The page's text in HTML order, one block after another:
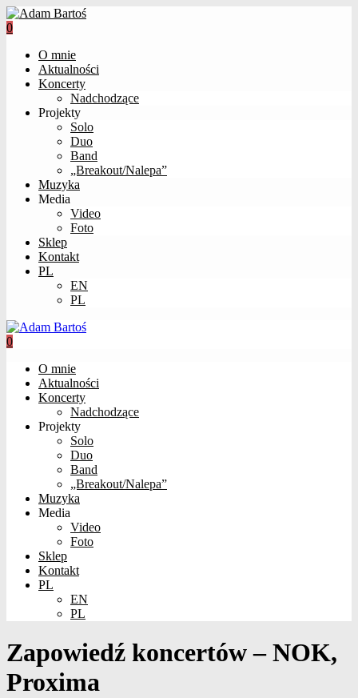
0
O mnie
Aktualności
Koncerty
Nadchodzące
Projekty
Solo
Duo
Band
„Breakout/Nalepa”
Muzyka
Media
Video
Foto
Sklep
Kontakt
PL
EN
PL
0
O mnie
Aktualności
Koncerty
Nadchodzące
Projekty
Solo
Duo
Band
„Breakout/Nalepa”
Muzyka
Media
Video
Foto
Sklep
Kontakt
PL
EN
PL
Zapowiedź koncertów – NOK,
Proxima